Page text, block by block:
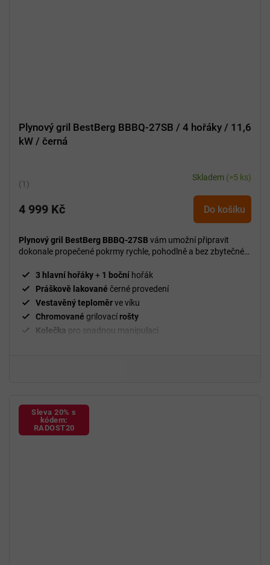
Plynový gril BestBerg BBBQ-27SB / 4 hořáky / 11,6
kW / černá
Průměrné
produktu
5,0
z
hvězdiček.
Skladem (>5 ks)
4 999 Kč Do košíku
Plynový gril BestBerg BBBQ-27SB vám umožní připravit
dokonale propečené pokrmy rychle, pohodlně a bez zbytečné
3 hlavní hořáky+ 1 boční hořák
Práškově lakované černé provedení
Vestavěný teploměrve víku
Chromované grilovacírošty
Kolečka pro snadnou manipulaci
Sleva 20% s
kódem:
RADOST20